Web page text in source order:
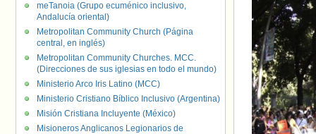
meTanoia (Grupo ecuménico inclusivo,
Andalucía oriental)
Metropolitan Community Church (Página
central, en inglés)
Metropolitan Community Churches. MCC.
(Direcciones de sus iglesias en todo el mundo)
Ministerio Arco Iris Latino (MCC)
Ministerio Cristiano Bíblico Inclusivo (Argentina)
Misión Cristiana Incluyente (México)
Misioneros Anglicanos Legionarios de